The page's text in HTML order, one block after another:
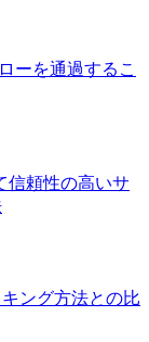
ーを通過するこ
信頼性の高いサ
ング方法との比